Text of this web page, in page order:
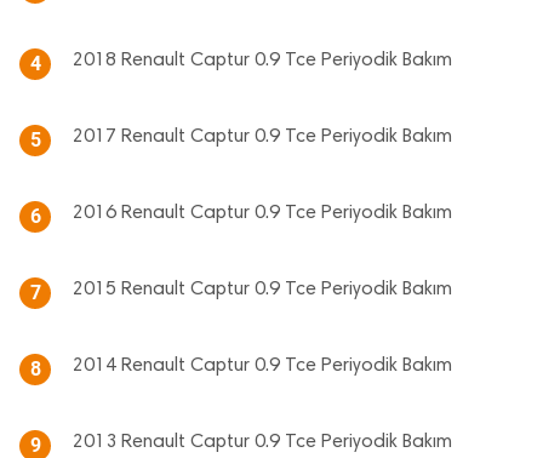
4 2018 Renault Captur 0.9 Tce Periyodik Bakım
5 2017 Renault Captur 0.9 Tce Periyodik Bakım
6 2016 Renault Captur 0.9 Tce Periyodik Bakım
7 2015 Renault Captur 0.9 Tce Periyodik Bakım
8 2014 Renault Captur 0.9 Tce Periyodik Bakım
9 2013 Renault Captur 0.9 Tce Periyodik Bakım